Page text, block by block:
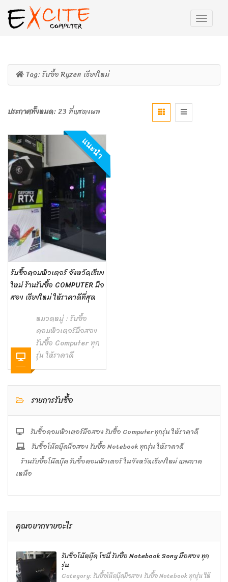
Tag: รับซื้อ Ryzen เชียงใหม่
ประกาศทั้งหมด:23 ที่แสดงผล
แนะนำ
รับซื้อคอมพิวเตอร์ จังหวัดเชียง
ใหม่ ร้านรับซื้อ COMPUTER มือ
สอง เชียงใหม่ ให้ราคาดีที่สุด
หมวดหมู่ : รับซื้อ
คอมพิวเตอร์มือสอง
รับซื้อ Computer ทุก
รุ่น ให้ราคาดี
รายการรับซื้อ
รับซื้อคอมพิวเตอร์มือสอง รับซื้อ Computer ทุกรุ่น ให้ราคาดี
รับซื้อโน๊ตบุ๊คมือสอง รับซื้อ Notebook ทุกรุ่น ให้ราคาดี
ร้านรับซื้อโน๊ตบุ๊ค รับซื้อคอมพิวเตอร์ ในจังหวัดเชียงใหม่ และภาค
เหนือ
คุณอยากขายอะไร
รับซื้อโน๊ตบุ๊ค โซนี่ รับซื้อ Notebook Sony มือสอง ทุก
รุ่น
Category:รับซื้อโน๊ตบุ๊คมือสอง รับซื้อ Notebook ทุกรุ่น ให้